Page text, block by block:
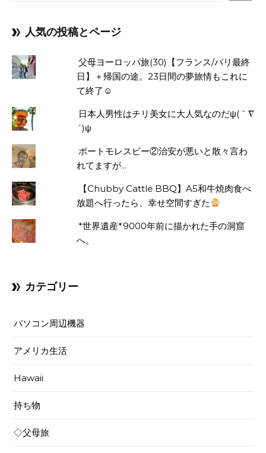
人気の投稿とページ
父母ヨーロッパ旅(30)【フランス/パリ最終
日】＋帰国の途。23日間の夢旅情もこれに
て終了☺
日本人男性はチリ美女に大人気なのだψ(｀∇
´)ψ
ポートモレスビー②治安が悪いと散々言わ
れてますが...
【Chubby Cattle BBQ】A5和牛焼肉食べ
放題へ行ったら、幸せ空間すぎた
*世界遺産*9000年前に描かれた手の洞窟
へ。
カテゴリー
パソコン周辺機器
アメリカ生活
Hawaii
持ち物
◇父母旅